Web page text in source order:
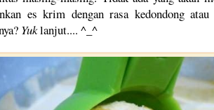
es krim dengan rasa kedondong
Yuklanjut.... ^_^